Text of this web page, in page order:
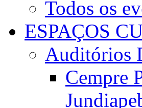
Todos os
ESPAÇOS
Auditórios
Cempre